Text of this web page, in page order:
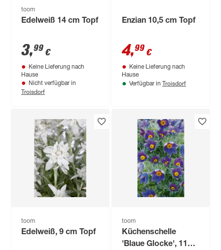
toom
Edelweiß 14 cm Topf
3,99 €
Keine Lieferung nach
Hause
Nicht verfügbar in
Troisdorf
Enzian 10,5 cm Topf
4,99 €
Keine Lieferung nach
Hause
Verfügbar in Troisdorf
toom
Edelweiß, 9 cm Topf
toom
Küchenschelle
'Blaue Glocke', 11